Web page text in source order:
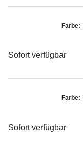
Farbe:
Sofort verfügbar
Farbe:
Sofort verfügbar